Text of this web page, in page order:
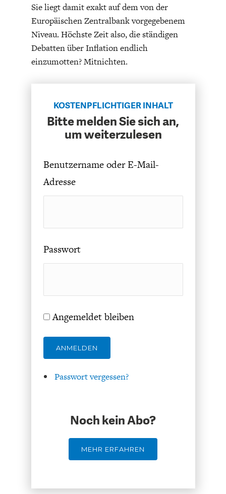
INDUSTRIEPOLITIK
CIRCULAR ECONOMY
MACHT
ENERGIE & UMWELT
ENTWICKLUNGSPOLITIK
Sie liegt damit exakt auf dem von der
Europäischen Zentralbank vorgegebenem
Niveau. Höchste Zeit also, die ständigen
Debatten über Inflation endlich
einzumotten? Mitnichten.
KOSTENPFLICHTIGER INHALT
Bitte melden Sie sich an,
um weiterzulesen
Benutzername oder E-Mail-
Adresse
Passwort
Angemeldet bleiben
ANMELDEN
Passwort vergessen?
Noch kein Abo?
MEHR ERFAHREN